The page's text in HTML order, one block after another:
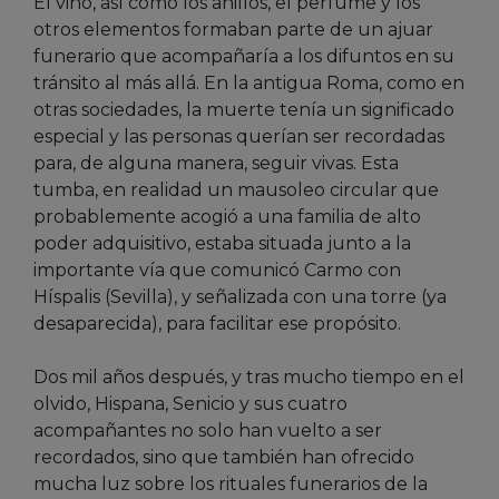
otros elementos formaban parte de un ajuar
funerario que acompañaría a los difuntos en su
tránsito al más allá. En la antigua Roma, como en
otras sociedades, la muerte tenía un significado
especial y las personas querían ser recordadas
para, de alguna manera, seguir vivas. Esta
tumba, en realidad un mausoleo circular que
probablemente acogió a una familia de alto
poder adquisitivo, estaba situada junto a la
importante vía que comunicó Carmo con
Híspalis (Sevilla), y señalizada con una torre (ya
desaparecida), para facilitar ese propósito.
Dos mil años después, y tras mucho tiempo en el
olvido, Hispana, Senicio y sus cuatro
acompañantes no solo han vuelto a ser
recordados, sino que también han ofrecido
mucha luz sobre los rituales funerarios de la